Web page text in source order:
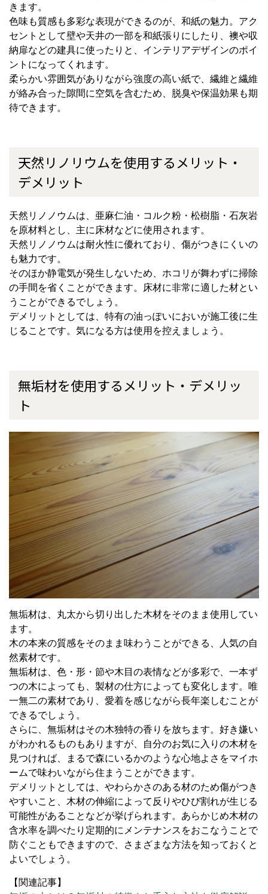
きます。
色味も質感も多彩な表現ができるのが、和紙の魅力。アク
セントとして壁や天井の一部を和紙張りにしたり、襖や収
納扉などの建具に使ったりと、インテリアデザインのポイ
ントになってくれます。
柔らかい雰囲気がありながら強度の高い紙で、繊維と繊維
が絡み合った隙間に空気を含むため、脱臭や保温効果も期
待できます。
天然リノリウムを使用するメリット・
デメリット
天然リノノウムは、亜麻仁油・コルク粉・松樹脂・石灰岩
を原材料とし、主に床材などに使用されます。
天然リノノウムは耐火性に優れており、傷がつきにくいの
も魅力です。
そのほか静電気が発生しないため、ホコリが舞わずに掃除
の手間を省くことができます。床材に非常に適した材とい
うことができるでしょう。
デメリットとしては、特有の油っぽいにおいが施工後に生
じることです。気になる方は使用を控えましょう。
無垢材を使用するメリット・デメリッ
ト
無垢材は、丸太から切り出した木材をそのまま使用してい
ます。
木の本来の質感をそのまま味わうことができる、人気の自
然素材です。
無垢材は、色・形・節や木目の表情などが多彩で、一本ず
つの木によっても、製材の仕方によっても変化します。唯
一無二の素材であり、愛着を感じながら長年楽しむことが
できるでしょう。
さらに、無垢材はその木独特の香りを放ちます。好き嫌い
がわかれるものもありますが、自分のお気に入りの木材を
見つければ、まるで森にいるかのような心地よさをマイホ
ームで味わいながら住まうことができます。
デメリットとしては、やわらかさのある材のため傷がつき
やすいこと、木材の伸縮によって 反りやひび割れが生じる
可能性があることなどが挙げられます。あらかじめ木材の
含水率を調べたり定期的にメンテナンスをおこなうことで
防ぐこともできますので、さまざまな方法を知っておくと
よいでしょう。
【関連記事】